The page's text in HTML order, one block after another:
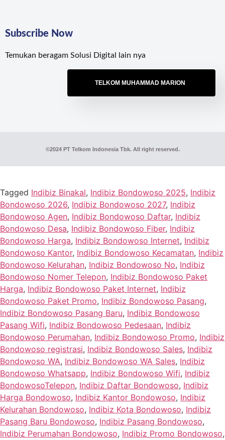
Subscribe Now
Temukan beragam Solusi Digital lain nya
TELKOM MUHAMMAD MARION
©2024 PT Telkom Indonesia Tbk. All right reserved.
Tagged Indibiz Binakal, Indibiz Bondowoso 2025, Indibiz
Bondowoso 2026, Indibiz Bondowoso 2027, Indibiz
Bondowoso Agen, Indibiz Bondowoso Daftar, Indibiz
Bondowoso Desa, Indibiz Bondowoso Fiber, Indibiz
Bondowoso Harga, Indibiz Bondowoso Internet, Indibiz
Bondowoso Kantor, Indibiz Bondowoso Kecamatan, Indibiz
Bondowoso Kelurahan, Indibiz Bondowoso No, Indibiz
Bondowoso Nomer Telepon, Indibiz Bondowoso Paket
Harga, Indibiz Bondowoso Paket Internet, Indibiz
Bondowoso Paket Promo, Indibiz Bondowoso Pasang,
Indibiz Bondowoso Pasang Baru, Indibiz Bondowoso
Pasang Wifi, Indibiz Bondowoso Pedesaan, Indibiz
Bondowoso Perumahan, Indibiz Bondowoso Promo, Indibiz
Bondowoso registrasi, Indibiz Bondowoso Sales, Indibiz
Bondowoso WA, Indibiz Bondowoso WA Sales, Indibiz
Bondowoso Whatsapp, Indibiz Bondowoso Wifi, Indibiz
BondowosoTelepon, Indibiz Daftar Bondowoso, Indibiz
Harga Bondowoso, Indibiz Kantor Bondowoso, Indibiz
Kelurahan Bondowoso, Indibiz Kota Bondowoso, Indibiz
Pasang Baru Bondowoso, Indibiz Pasang Bondowoso,
Indibiz Perumahan Bondowoso, Indibiz Promo Bondowoso,